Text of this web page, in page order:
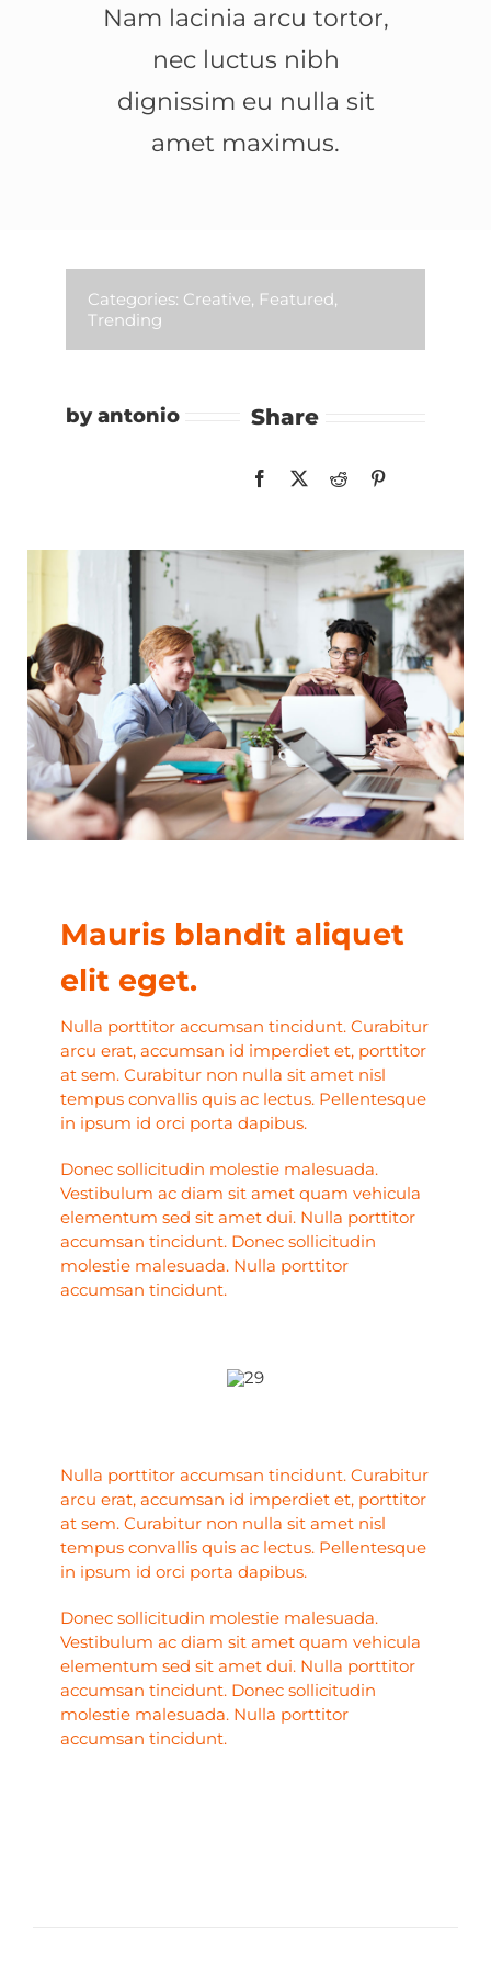
Nam lacinia arcu tortor,
nec luctus nibh
dignissim eu nulla sit
amet maximus.
Categories: Creative, Featured,
Trending
by antonio Share
Mauris blandit aliquet
elit eget.
Nulla porttitor accumsan tincidunt. Curabitur
arcu erat, accumsan id imperdiet et, porttitor
at sem. Curabitur non nulla sit amet nisl
tempus convallis quis ac lectus. Pellentesque
in ipsum id orci porta dapibus.
Donec sollicitudin molestie malesuada.
Vestibulum ac diam sit amet quam vehicula
elementum sed sit amet dui. Nulla porttitor
accumsan tincidunt. Donec sollicitudin
molestie malesuada. Nulla porttitor
accumsan tincidunt.
Nulla porttitor accumsan tincidunt. Curabitur
arcu erat, accumsan id imperdiet et, porttitor
at sem. Curabitur non nulla sit amet nisl
tempus convallis quis ac lectus. Pellentesque
in ipsum id orci porta dapibus.
Donec sollicitudin molestie malesuada.
Vestibulum ac diam sit amet quam vehicula
elementum sed sit amet dui. Nulla porttitor
accumsan tincidunt. Donec sollicitudin
molestie malesuada. Nulla porttitor
accumsan tincidunt.